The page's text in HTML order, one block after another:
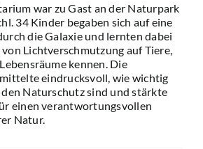
war zu Gast an der Naturpark
34 Kinder begaben sich auf eine
die Galaxie und lernten dabei
Lichtverschmutzung auf Tiere,
kennen. Die
eindrucksvoll, wie wichtig
Naturschutz sind und stärkte
einen verantwortungsvollen
Natur.